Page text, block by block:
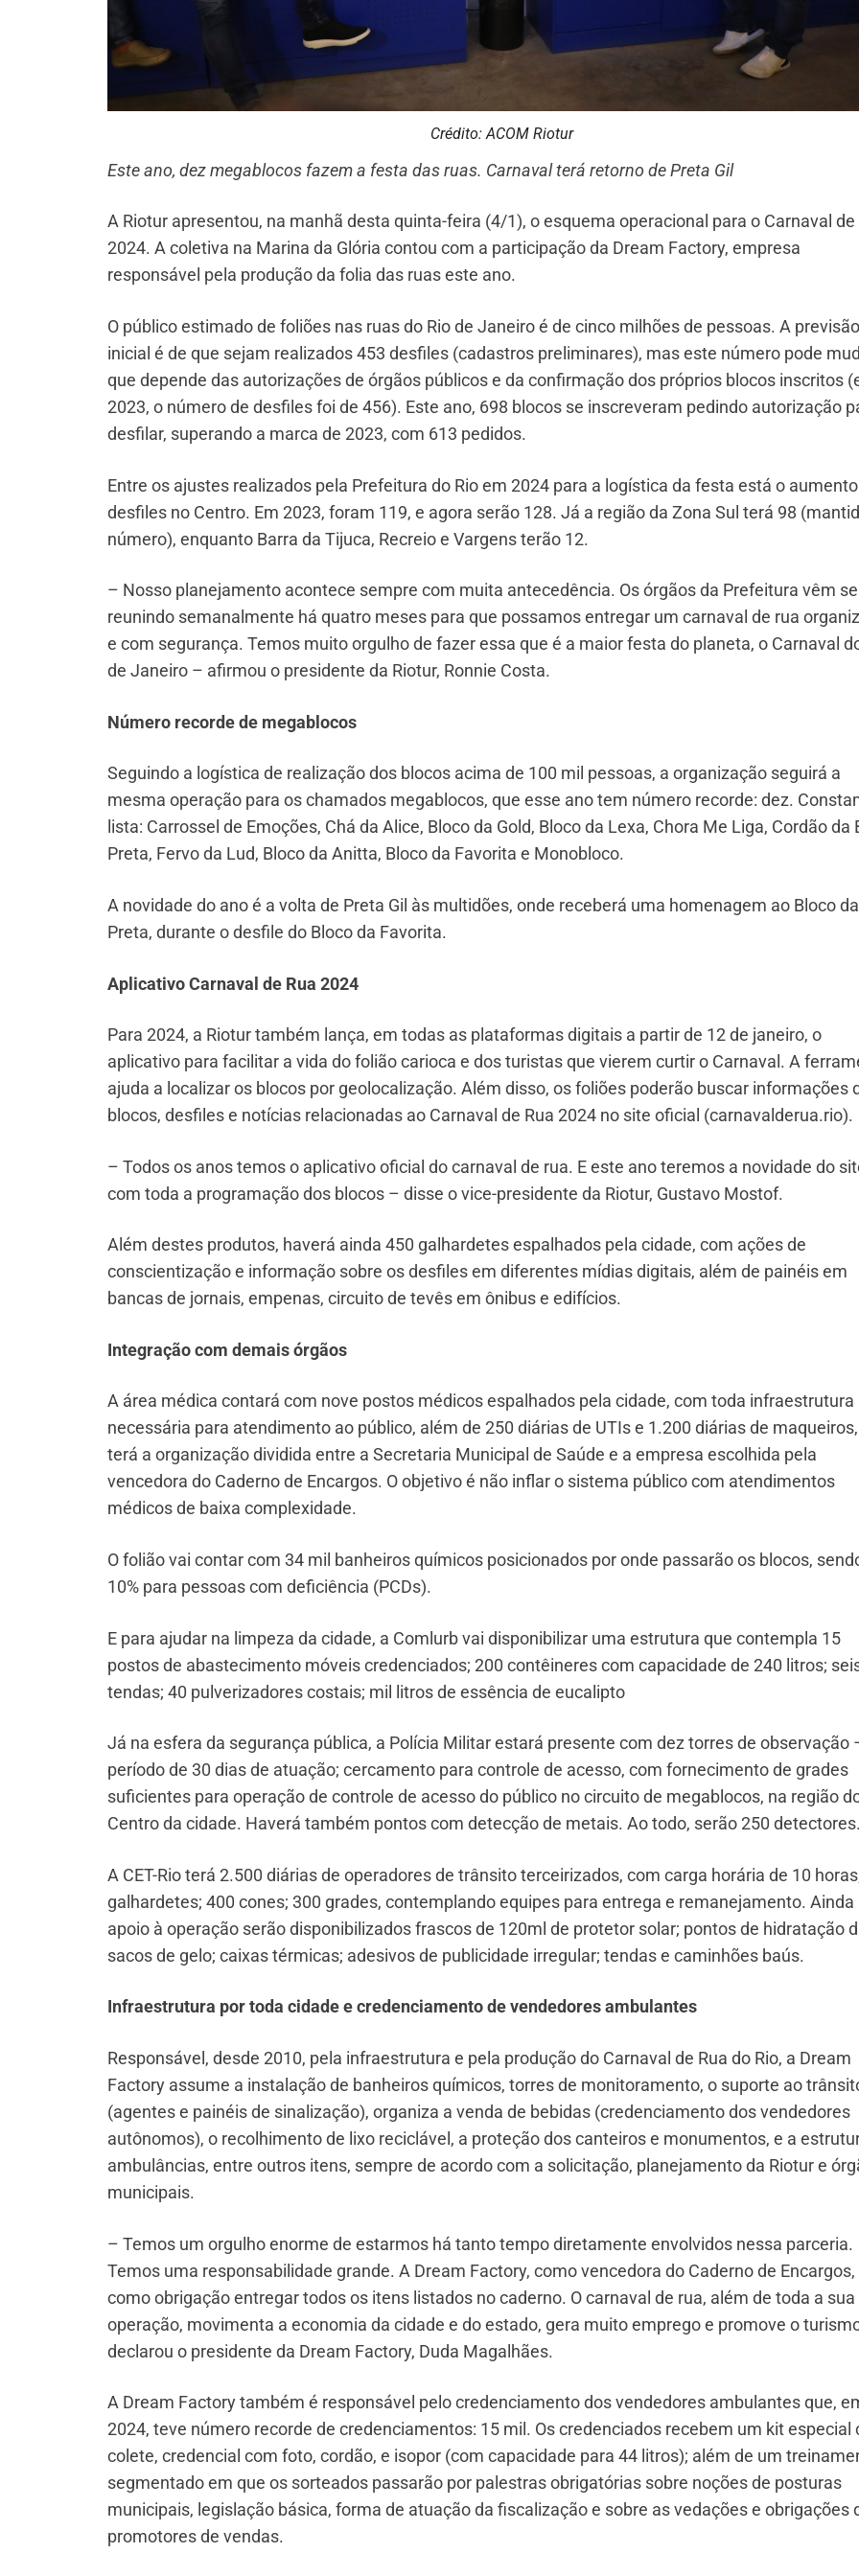
Crédito: ACOM Riotur
Este ano, dez megablocos fazem a festa das ruas. Carnaval terá retorno de Preta Gil
A Riotur apresentou, na manhã desta quinta-feira (4/1), o esquema operacional para o Carnaval de
2024. A coletiva na Marina da Glória contou com a participação da Dream Factory, empresa
responsável pela produção da folia das ruas este ano.
O público estimado de foliões nas ruas do Rio de Janeiro é de cinco milhões de pessoas. A previsão
inicial é de que sejam realizados 453 desfiles (cadastros preliminares), mas este número pode
que depende das autorizações de órgãos públicos e da confirmação dos próprios blocos inscritos
2023, o número de desfiles foi de 456). Este ano, 698 blocos se inscreveram pedindo autorização
desfilar, superando a marca de 2023, com 613 pedidos.
Entre os ajustes realizados pela Prefeitura do Rio em 2024 para a logística da festa está o
desfiles no Centro. Em 2023, foram 119, e agora serão 128. Já a região da Zona Sul terá 98
número), enquanto Barra da Tijuca, Recreio e Vargens terão 12.
– Nosso planejamento acontece sempre com muita antecedência. Os órgãos da Prefeitura vêm se
reunindo semanalmente há quatro meses para que possamos entregar um carnaval de rua
e com segurança. Temos muito orgulho de fazer essa que é a maior festa do planeta, o Carnaval
de Janeiro – afirmou o presidente da Riotur, Ronnie Costa.
Número recorde de megablocos
Seguindo a logística de realização dos blocos acima de 100 mil pessoas, a organização seguirá a
mesma operação para os chamados megablocos, que esse ano tem número recorde: dez.
lista: Carrossel de Emoções, Chá da Alice, Bloco da Gold, Bloco da Lexa, Chora Me Liga, Cordão da
Preta, Fervo da Lud, Bloco da Anitta, Bloco da Favorita e Monobloco.
A novidade do ano é a volta de Preta Gil às multidões, onde receberá uma homenagem ao Bloco da
Preta, durante o desfile do Bloco da Favorita.
Aplicativo Carnaval de Rua 2024
Para 2024, a Riotur também lança, em todas as plataformas digitais a partir de 12 de janeiro, o
aplicativo para facilitar a vida do folião carioca e dos turistas que vierem curtir o Carnaval. A
ajuda a localizar os blocos por geolocalização. Além disso, os foliões poderão buscar informações
blocos, desfiles e notícias relacionadas ao Carnaval de Rua 2024 no site oficial (carnavalderua.rio).
– Todos os anos temos o aplicativo oficial do carnaval de rua. E este ano teremos a novidade do
com toda a programação dos blocos – disse o vice-presidente da Riotur, Gustavo Mostof.
Além destes produtos, haverá ainda 450 galhardetes espalhados pela cidade, com ações de
conscientização e informação sobre os desfiles em diferentes mídias digitais, além de painéis em
bancas de jornais, empenas, circuito de tevês em ônibus e edifícios.
Integração com demais órgãos
A área médica contará com nove postos médicos espalhados pela cidade, com toda infraestrutura
necessária para atendimento ao público, além de 250 diárias de UTIs e 1.200 diárias de
terá a organização dividida entre a Secretaria Municipal de Saúde e a empresa escolhida pela
vencedora do Caderno de Encargos. O objetivo é não inflar o sistema público com atendimentos
médicos de baixa complexidade.
O folião vai contar com 34 mil banheiros químicos posicionados por onde passarão os blocos,
10% para pessoas com deficiência (PCDs).
E para ajudar na limpeza da cidade, a Comlurb vai disponibilizar uma estrutura que contempla 15
postos de abastecimento móveis credenciados; 200 contêineres com capacidade de 240 litros;
tendas; 40 pulverizadores costais; mil litros de essência de eucalipto
Já na esfera da segurança pública, a Polícia Militar estará presente com dez torres de observação
período de 30 dias de atuação; cercamento para controle de acesso, com fornecimento de grades
suficientes para operação de controle de acesso do público no circuito de megablocos, na região
Centro da cidade. Haverá também pontos com detecção de metais. Ao todo, serão 250 detectores.
A CET-Rio terá 2.500 diárias de operadores de trânsito terceirizados, com carga horária de 10
galhardetes; 400 cones; 300 grades, contemplando equipes para entrega e remanejamento. Ainda
apoio à operação serão disponibilizados frascos de 120ml de protetor solar; pontos de hidratação
sacos de gelo; caixas térmicas; adesivos de publicidade irregular; tendas e caminhões baús.
Infraestrutura por toda cidade e credenciamento de vendedores ambulantes
Responsável, desde 2010, pela infraestrutura e pela produção do Carnaval de Rua do Rio, a Dream
Factory assume a instalação de banheiros químicos, torres de monitoramento, o suporte ao
(agentes e painéis de sinalização), organiza a venda de bebidas (credenciamento dos vendedores
autônomos), o recolhimento de lixo reciclável, a proteção dos canteiros e monumentos, e a
ambulâncias, entre outros itens, sempre de acordo com a solicitação, planejamento da Riotur e
municipais.
– Temos um orgulho enorme de estarmos há tanto tempo diretamente envolvidos nessa parceria.
Temos uma responsabilidade grande. A Dream Factory, como vencedora do Caderno de
como obrigação entregar todos os itens listados no caderno. O carnaval de rua, além de toda a sua
operação, movimenta a economia da cidade e do estado, gera muito emprego e promove o
declarou o presidente da Dream Factory, Duda Magalhães.
A Dream Factory também é responsável pelo credenciamento dos vendedores ambulantes que,
2024, teve número recorde de credenciamentos: 15 mil. Os credenciados recebem um kit especial
colete, credencial com foto, cordão, e isopor (com capacidade para 44 litros); além de um
segmentado em que os sorteados passarão por palestras obrigatórias sobre noções de posturas
municipais, legislação básica, forma de atuação da fiscalização e sobre as vedações e obrigações
promotores de vendas.